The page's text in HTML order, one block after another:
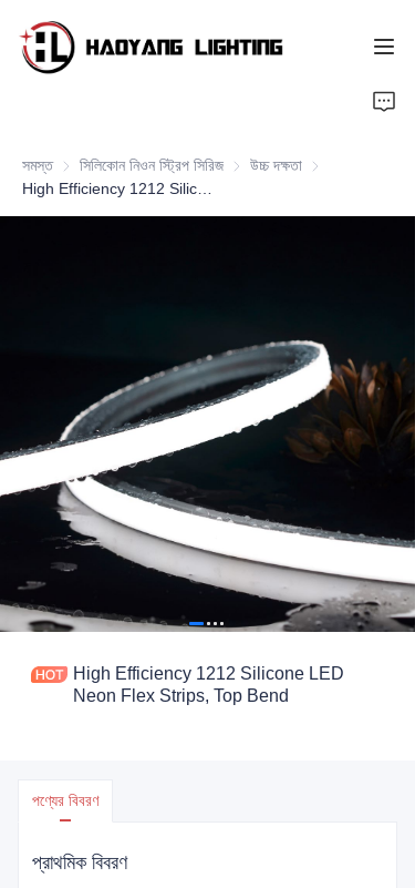
সমস্ত সিলিকোন নিওন স্ট্রিপ সিরিজ সিলিকোন নিওন স্ট্রিপ সিরিজ
উচ্চ দক্ষতা উচ্চ দক্ষতা
High Efficiency 1212 Silicone LED
Neon Flex Strips, Top Bend
পণ্যের বিবরণ
প্রাথমিক বিবরণ
পণ্য